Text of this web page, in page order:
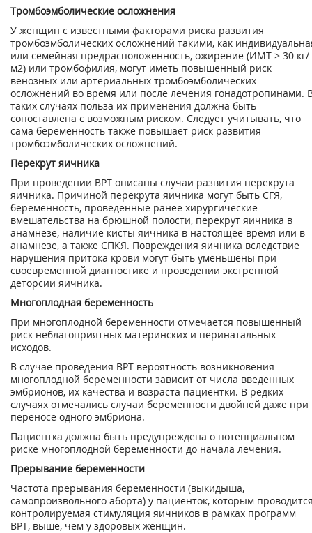
Тромбоэмболические осложнения
У женщин с известными факторами риска развития
тромбоэмболических осложнений та­кими, как
или семейная предрасположенность, ожирение (ИМТ > 30 кг/
м2) или тромбофилия, могут иметь повышенный риск
венозных или артериальных тромбоэмболических
осложнений во время или после лечения гонадотропинами.
таких случаях польза их применения должна быть
сопоставлена с возможным риском. Следует учитывать, что
сама беременность также повышает риск развития
тромбоэмболических осложнений.
Перекрут яичника
При проведении ВРТ описаны случаи развития перекрута
яичника. Причиной перекрута яичника могут быть СГЯ,
беременность, проведенные ранее хирургические
вмешатель­ства на брюшной полости, перекрут яичника в
анамнезе, наличие кисты яичника в насто­ящее время или в
анамнезе, а также СПКЯ. Повреждения яичника вследствие
нарушения притока крови могут быть уменьшены при
своевременной диагностике и проведении экс­тренной
деторсии яичника.
Многоплодная беременность
При многоплодной беременности отмечается повышенный
риск неблагоприятных мате­ринских и перинатальных
исходов.
В случае проведения ВРТ вероятность возникновения
многоплодной беременности зави­сит от числа введенных
эмбрионов, их качества и возраста пациентки. В редких
случаях отмечались случаи беременности двойней даже при
переносе одного эмбриона.
Пациентка должна быть предупреждена о потенциальном
риске многоплодной беремен­ности до начала лечения.
Прерывание беременности
Частота прерывания беременности (выкидыша,
самопроизвольного аборта) у пациенток, которым
контролируемая стимуляция яичников в рамках программ
ВРТ, вы­ше, чем у здоровых женщин.